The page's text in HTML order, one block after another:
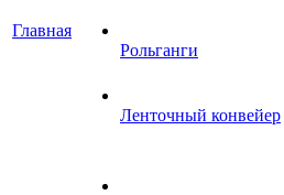
Главная
Рольганги
Ленточный конвейер